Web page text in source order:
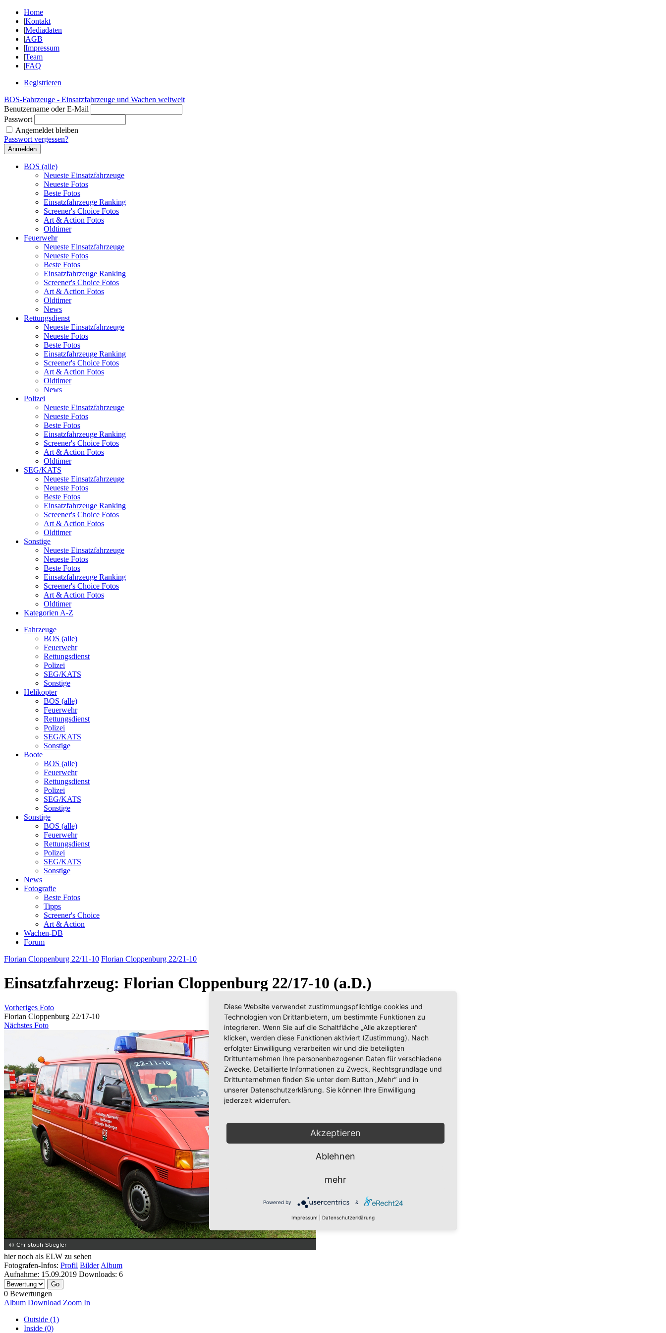
Home
|Kontakt
|Mediadaten
|AGB
|Impressum
|Team
|FAQ
Registrieren
BOS-Fahrzeuge - Einsatzfahrzeuge und Wachen weltweit
Benutzername oder E-Mail
Passwort
Angemeldet bleiben
Passwort vergessen?
BOS (alle)
Neueste Einsatzfahrzeuge
Neueste Fotos
Beste Fotos
Einsatzfahrzeuge Ranking
Screener's Choice Fotos
Art & Action Fotos
Oldtimer
Feuerwehr
Neueste Einsatzfahrzeuge
Neueste Fotos
Beste Fotos
Einsatzfahrzeuge Ranking
Screener's Choice Fotos
Art & Action Fotos
Oldtimer
News
Rettungsdienst
Neueste Einsatzfahrzeuge
Neueste Fotos
Beste Fotos
Einsatzfahrzeuge Ranking
Screener's Choice Fotos
Art & Action Fotos
Oldtimer
News
Polizei
Neueste Einsatzfahrzeuge
Neueste Fotos
Beste Fotos
Einsatzfahrzeuge Ranking
Screener's Choice Fotos
Art & Action Fotos
Oldtimer
SEG/KATS
Neueste Einsatzfahrzeuge
Neueste Fotos
Beste Fotos
Einsatzfahrzeuge Ranking
Screener's Choice Fotos
Art & Action Fotos
Oldtimer
Sonstige
Neueste Einsatzfahrzeuge
Neueste Fotos
Beste Fotos
Einsatzfahrzeuge Ranking
Screener's Choice Fotos
Art & Action Fotos
Oldtimer
Kategorien A-Z
Fahrzeuge
BOS (alle)
Feuerwehr
Rettungsdienst
Polizei
SEG/KATS
Sonstige
Helikopter
BOS (alle)
Feuerwehr
Rettungsdienst
Polizei
SEG/KATS
Sonstige
Boote
BOS (alle)
Feuerwehr
Rettungsdienst
Polizei
SEG/KATS
Sonstige
Sonstige
BOS (alle)
Feuerwehr
Rettungsdienst
Polizei
SEG/KATS
Sonstige
News
Fotografie
Beste Fotos
Tipps
Screener's Choice
Art & Action
Wachen-DB
Forum
Florian Cloppenburg 22/11-10 Florian Cloppenburg 22/21-10
Einsatzfahrzeug: Florian Cloppenburg 22/17-10 (a.D.)
Vorheriges Foto
Florian Cloppenburg 22/17-10
Nächstes Foto
hier noch als ELW zu sehen
Fotografen-Infos: Profil Bilder Album
Aufnahme: 15.09.2019 Downloads: 6
0 Bewertungen
Album Download Zoom In
Outside (1)
Inside (0)
Diese Website verwendet zustimmungspflichtige cookies und
Technologien von Drittanbietern, um bestimmte Funktionen zu
integrieren. Wenn Sie auf die Schaltfläche „Alle akzeptieren“
klicken, werden diese Funktionen aktiviert (Zustimmung). Nach
erfolgter Einwilligung verarbeiten wir und die beteiligten
Drittunternehmen Ihre personenbezogenen Daten für verschiedene
Zwecke. Detaillierte Informationen zu Zweck, Rechtsgrundlage und
Drittunternehmen finden Sie unter dem Button „Mehr“ und in
unserer Datenschutzerklärung. Sie können Ihre Einwilligung
jederzeit widerrufen.
Akzeptieren
Ablehnen
mehr
Powered by &
Impressum Datenschutzerklärung